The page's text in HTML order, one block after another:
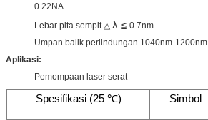
0.22NA
Lebar pita sempit △ λ ≦ 0.7nm
Umpan balik perlindungan 1040nm-1200nm
Aplikasi:
Pemompaan laser serat
Spesifikasi (25 ℃) Simbol